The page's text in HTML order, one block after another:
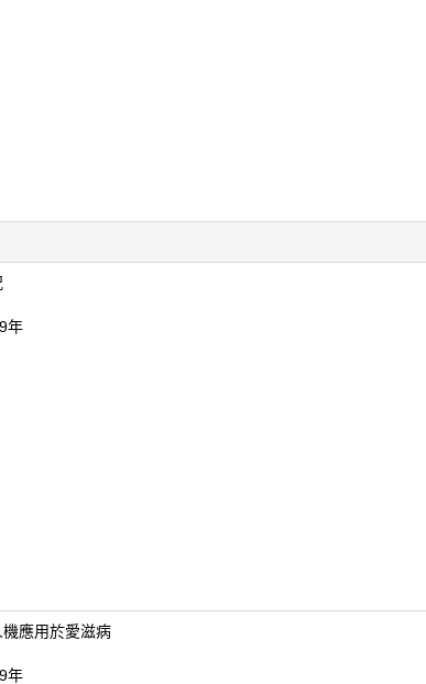
年
應用於愛滋病
年